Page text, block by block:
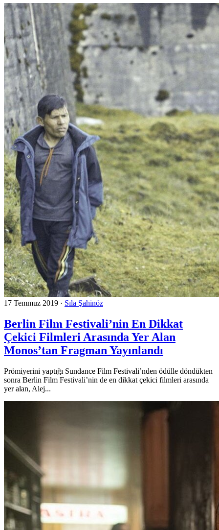
17 Temmuz 2019 · Sıla Şahinöz
Berlin Film Festivali’nin En Dikkat
Çekici Filmleri Arasında Yer Alan
Monos’tan Fragman Yayınlandı
Prömiyerini yaptığı Sundance Film Festivali’nden ödülle döndükten
sonra Berlin Film Festivali’nin de en dikkat çekici filmleri arasında
yer alan, Alej...